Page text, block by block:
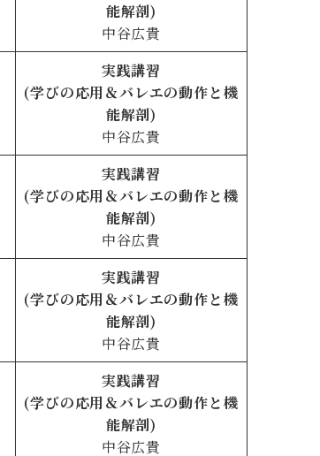
能解剖)
中谷広貴
実践講習
(学びの応用＆バレエの動作と機
能解剖)
中谷広貴
実践講習
(学びの応用＆バレエの動作と機
能解剖)
中谷広貴
実践講習
(学びの応用＆バレエの動作と機
能解剖)
中谷広貴
実践講習
(学びの応用＆バレエの動作と機
能解剖)
中谷広貴